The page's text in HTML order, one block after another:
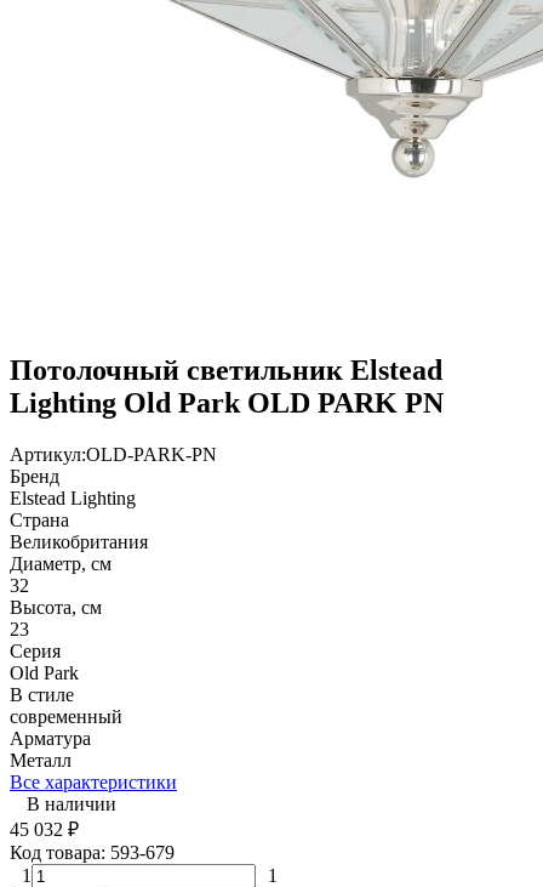
Потолочный светильник Elstead
Lighting Old Park OLD PARK PN
Артикул:OLD-PARK-PN
Бренд
Elstead Lighting
Страна
Великобритания
Диаметр, см
32
Высота, см
23
Серия
Old Park
В стиле
современный
Арматура
Металл
Все характеристики
В наличии
45 032 ₽
Код товара: 593-679
1
1